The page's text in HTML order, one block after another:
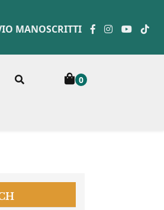
MANOSCRITTI
0